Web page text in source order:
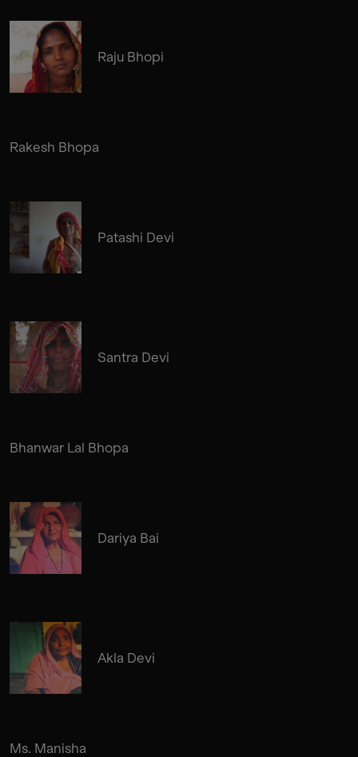
Raju Bhopi
Rakesh Bhopa
Patashi Devi
Santra Devi
Bhanwar Lal Bhopa
Dariya Bai
Akla Devi
Ms. Manisha